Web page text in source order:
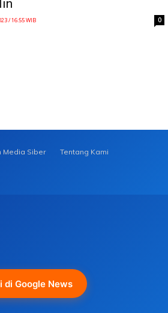
/ 16:55 WIB 0
Media Siber
Tentang Kami
di Google News